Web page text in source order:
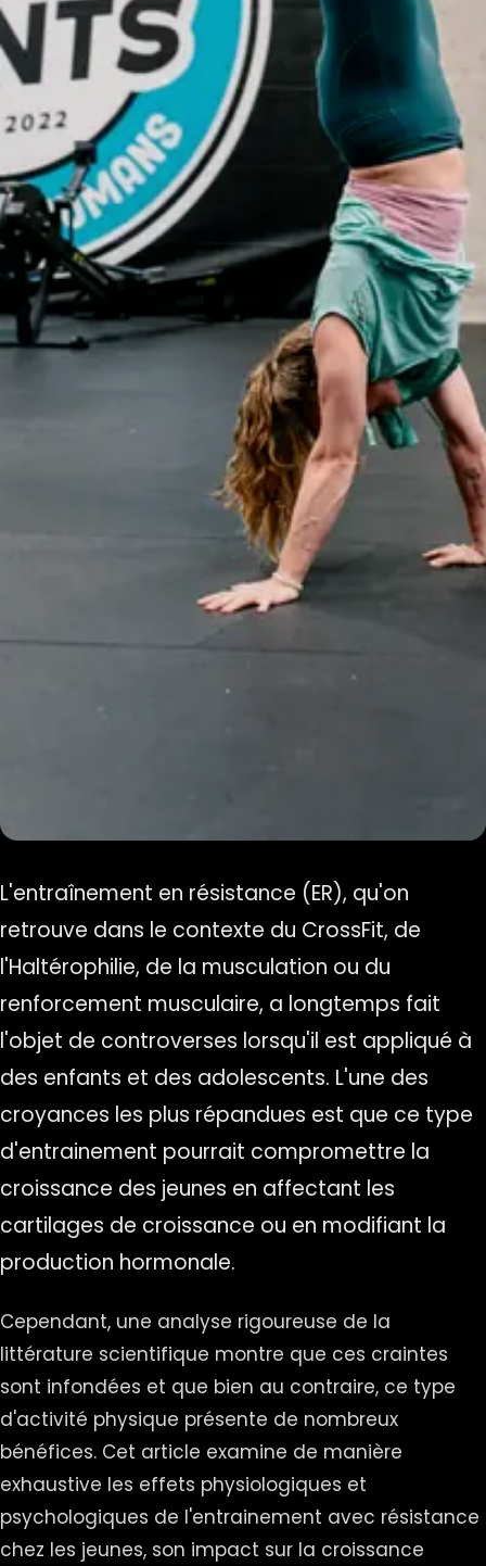
L'entraînement en résistance (ER), qu'on
retrouve dans le contexte du CrossFit, de
l'Haltérophilie, de la musculation ou du
renforcement musculaire, a longtemps fait
l'objet de controverses lorsqu'il est appliqué à
des enfants et des adolescents. L'une des
croyances les plus répandues est que ce type
d'entrainement pourrait compromettre la
croissance des jeunes en affectant les
cartilages de croissance ou en modifiant la
production hormonale.
Cependant, une analyse rigoureuse de la
littérature scientifique montre que ces craintes
sont infondées et que bien au contraire, ce type
d'activité physique présente de nombreux
bénéfices. Cet article examine de manière
exhaustive les effets physiologiques et
psychologiques de l'entrainement avec résistance
chez les jeunes, son impact sur la croissance